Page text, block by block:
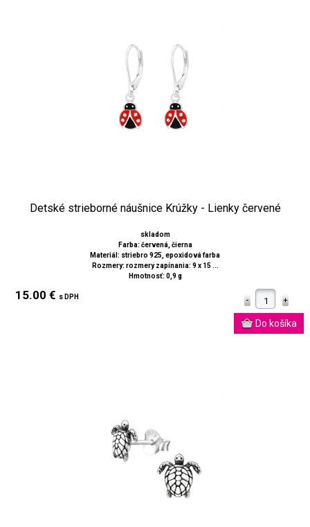
Detské strieborné náušnice Krúžky - Lienky červené
skladom
Farba: červená, čierna
Materiál: striebro 925, epoxidová farba
Rozmery: rozmery zapínania: 9 x 15 ...
Hmotnosť: 0,9 g
15.00 € s DPH